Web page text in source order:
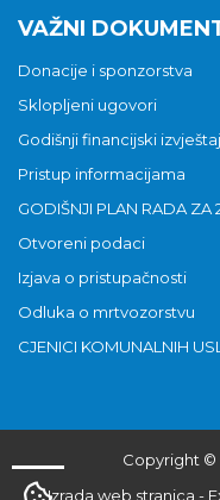
VAŽNI
Donacije i sponzorstva
Sklopljeni ugovori
Godišnji financijski
Pristup informacijama
GODIŠNJI PLAN RADA ZA
Otvoreni podaci
Izjava o pristupačnosti
Odluka o mrtvozorstvu
CJENICI KOMUNALNIH
Copyright ©
Izrada web stranica -